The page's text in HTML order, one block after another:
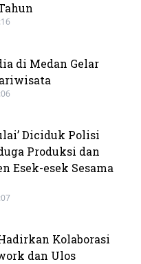
di Medan Gelar
Diciduk Polisi
Produksi dan
Esek-esek Sesama
Kolaborasi
dan Ulos